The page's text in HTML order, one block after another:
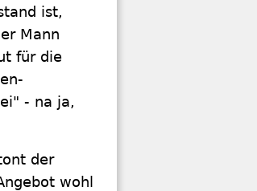
ist,
Mann
für die
- na ja,
der
wohl